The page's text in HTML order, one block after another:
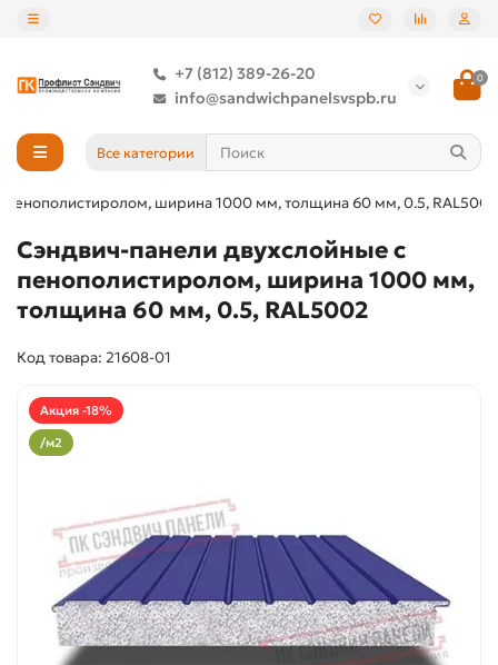
+7 (812) 389-26-20
info@sandwichpanelsvspb.ru
0
Все категории
пенополистиролом, ширина 1000 мм, толщина 60 мм, 0.5, RAL5002
Сэндвич-панели двухслойные с
пенополистиролом, ширина 1000 мм,
толщина 60 мм, 0.5, RAL5002
Код товара: 21608-01
Акция -18%
/м2